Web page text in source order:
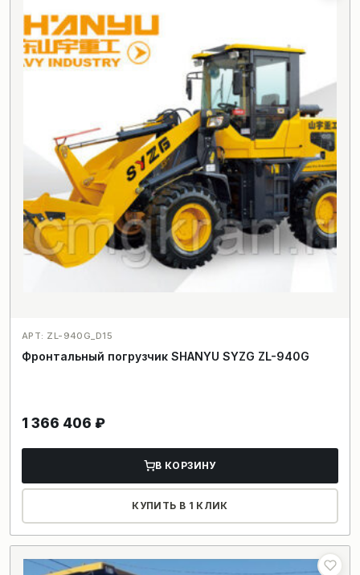
АРТ: ZL-940G_D15
Фронтальный погрузчик SHANYU SYZG ZL-940G
1 366 406 ₽
В КОРЗИНУ
КУПИТЬ В 1 КЛИК